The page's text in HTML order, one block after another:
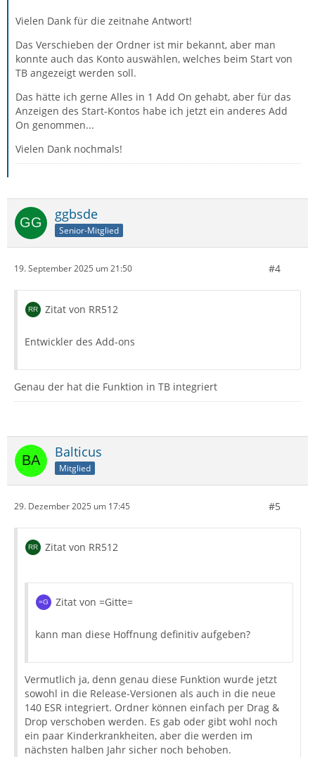
Vielen Dank für die zeitnahe Antwort!
Das Verschieben der Ordner ist mir bekannt, aber man
konnte auch das Konto auswählen, welches beim Start von
TB angezeigt werden soll.
Das hätte ich gerne Alles in 1 Add On gehabt, aber für das
Anzeigen des Start-Kontos habe ich jetzt ein anderes Add
On genommen...
Vielen Dank nochmals!
ggbsde
Senior-Mitglied
19. September 2025 um 21:50 #4
Zitat von RR512
Entwickler des Add-ons
Genau der hat die Funktion in TB integriert
Balticus
Mitglied
29. Dezember 2025 um 17:45 #5
Zitat von RR512
Zitat von =Gitte=
kann man diese Hoffnung definitiv aufgeben?
Vermutlich ja, denn genau diese Funktion wurde jetzt
sowohl in die Release-Versionen als auch in die neue
140 ESR integriert. Ordner können einfach per Drag &
Drop verschoben werden. Es gab oder gibt wohl noch
ein paar Kinderkrankheiten, aber die werden im
nächsten halben Jahr sicher noch behoben.